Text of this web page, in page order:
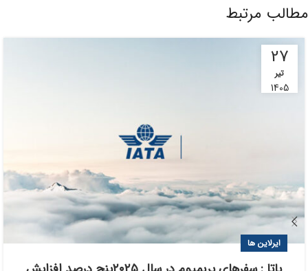
مطالب مرتبط
27
تیر
1405
ایرلاین ها